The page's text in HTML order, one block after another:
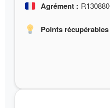
Agrément :
Points récupérables